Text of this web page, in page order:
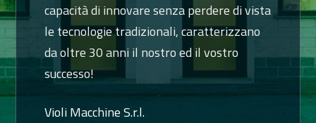
capacità di innovare senza perdere di vista
le tecnologie tradizionali, caratterizzano
da oltre 30 anni il nostro ed il vostro
successo!
Violi Macchine S.r.l.